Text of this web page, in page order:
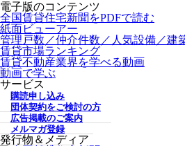
電子版のコンテンツ
全国賃貸住宅新聞をPDFで読む
紙面ビューアー
管理戸数／仲介件数／人気設備／建
賃貸市場ランキング
賃貸不動産業界を学べる動画
動画で学ぶ
サービス
購読申し込み
団体契約をご検討の方
広告掲載のご案内
メルマガ登録
発行物＆メディア